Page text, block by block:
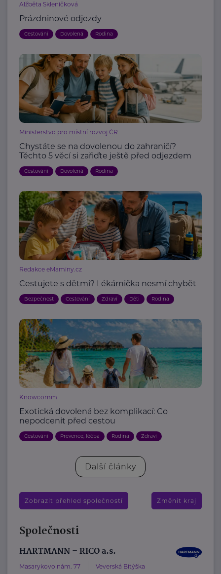
Alžběta Skleničková
Prázdninové odjezdy
Cestování Dovolená Rodina
Ministerstvo pro místní rozvoj ČR
Chystáte se na dovolenou do zahraničí?
Těchto 5 věcí si zařiďte ještě před odjezdem
Cestování Dovolená Rodina
Redakce eMaminy.cz
Cestujete s dětmi? Lékárnička nesmí chybět
Bezpečnost Cestování Zdraví Děti Rodina
Knowcomm
Exotická dovolená bez komplikací: Co
nepodcenit před cestou
Cestování Prevence, léčba Rodina Zdraví
Další články
Zobrazit přehled společností Změnit kraj
Společnosti
HARTMANN – RICO a.s.
Masarykovo nám. 77 Veverská Bítýška